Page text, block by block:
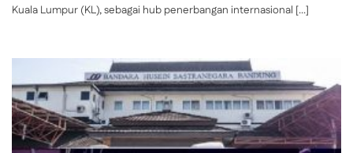
Kuala Lumpur (KL), sebagai hub penerbangan internasional [...]